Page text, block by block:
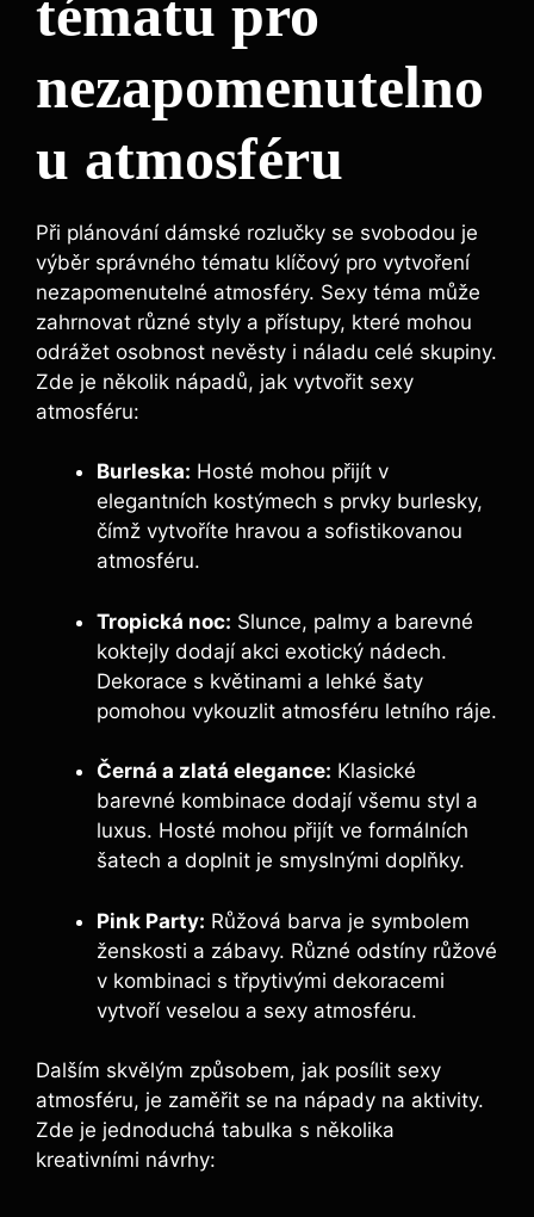
tématu pro
nezapomenutelno
u atmosféru
Při plánování dámské rozlučky se svobodou je
výběr správného tématu klíčový pro vytvoření
nezapomenutelné atmosféry. Sexy téma může
zahrnovat různé styly a přístupy, které mohou
odrážet osobnost nevěsty i náladu celé skupiny.
Zde je několik nápadů, jak vytvořit sexy
atmosféru:
Burleska: Hosté mohou přijít v
elegantních kostýmech s prvky burlesky,
čímž vytvoříte hravou a sofistikovanou
atmosféru.
Tropická noc: Slunce, palmy a barevné
koktejly dodají akci exotický nádech.
Dekorace s květinami a lehké šaty
pomohou vykouzlit atmosféru letního ráje.
Černá a zlatá elegance: Klasické
barevné kombinace dodají všemu styl a
luxus. Hosté mohou přijít ve formálních
šatech a doplnit je smyslnými doplňky.
Pink Party: Růžová barva je symbolem
ženskosti a zábavy. Různé odstíny růžové
v kombinaci s třpytivými dekoracemi
vytvoří veselou a sexy atmosféru.
Dalším skvělým způsobem, jak posílit sexy
atmosféru, je zaměřit se na nápady na aktivity.
Zde je jednoduchá tabulka s několika
kreativními návrhy: